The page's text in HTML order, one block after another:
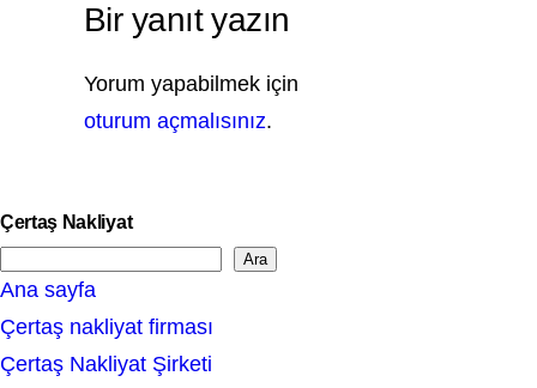
Bir yanıt yazın
Yorum yapabilmek için
oturum açmalısınız.
Çertaş Nakliyat
e
a
r
Ara
Ana sayfa
Çertaş nakliyat firması
Çertaş Nakliyat Şirketi